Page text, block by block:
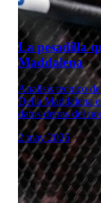
La pesadilla
Maddalena
Analisis tecnico
Della Maddalena
datos detras del
2 may 2026